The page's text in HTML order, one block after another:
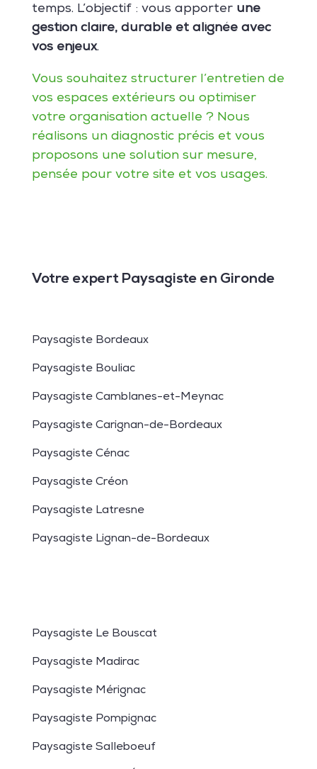
temps. L’objectif : vous apporter une
gestion claire, durable et alignée avec
vos enjeux.
Vous souhaitez structurer l’entretien de
vos espaces extérieurs ou optimiser
votre organisation actuelle ? Nous
réalisons un diagnostic précis et vous
proposons une solution sur mesure,
pensée pour votre site et vos usages.
Votre expert Paysagiste en Gironde
Paysagiste Bordeaux
Paysagiste Bouliac
Paysagiste Camblanes-et-Meynac
Paysagiste Carignan-de-Bordeaux
Paysagiste Cénac
Paysagiste Créon
Paysagiste Latresne
Paysagiste Lignan-de-Bordeaux
Paysagiste Le Bouscat
Paysagiste Madirac
Paysagiste Mérignac
Paysagiste Pompignac
Paysagiste Salleboeuf